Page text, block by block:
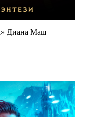
Диана Маш